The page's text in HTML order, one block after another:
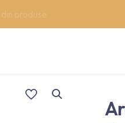
615 627